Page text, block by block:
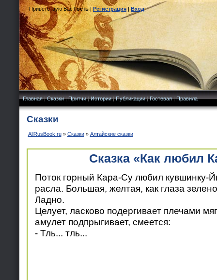
Приветствую Вас Гость|Регистрация|Вход
Главная|Сказки|Притчи|Истории|Публикации|Гостевая|Правила
Сказки
AllRusBook.ru» Сказки» Алтайские сказки
Сказка «Как любил
Поток горный Кара-Су любил кувшинку-
расла. Большая, желтая, как глаза
Ладно.
Целует, ласково подергивает плечами
амулет подпрыгивает, смеется:
- Тль... тль...